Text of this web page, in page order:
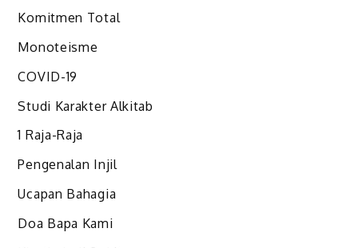
Komitmen Total
Monoteisme
COVID-19
Studi Karakter Alkitab
1 Raja-Raja
Pengenalan Injil
Ucapan Bahagia
Doa Bapa Kami